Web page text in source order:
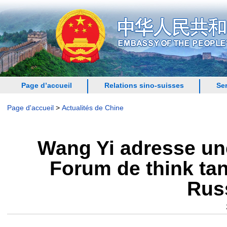
Page d’accueil Relations sino-suisses
Page d'accueil > Actualités de Chine
Wang Yi adresse
Forum de think